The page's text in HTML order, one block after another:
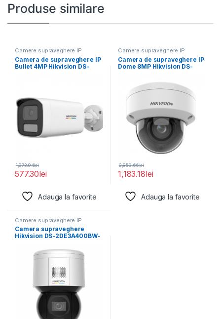
Produse similare
Camere supraveghere IP
Camera de supraveghere IP
Bullet 4MP Hikvision DS-
577.30lei
1,973.94lei
Adauga la favorite
Camere supraveghere IP
Camera de supraveghere IP
Dome 8MP Hikvision DS-
1,183.18lei
2,859.66lei
Adauga la favorite
Camere supraveghere IP
Camera supraveghere
Hikvision DS-2DE3A400BW-
2560 × 1440@